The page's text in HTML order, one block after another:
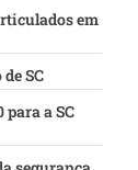
em
SC
a SC